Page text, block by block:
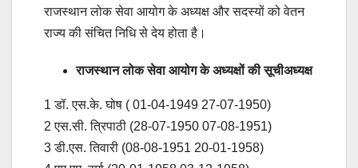
राजस्थान लोक सेवा आयोग के अध्यक्ष और सदस्यों को वेतन
राज्य की संचित निधि से देय होता है।
राजस्थान लोक सेवा आयोग के अध्यक्षों की सूचीअध्यक्ष
1 डॉ. एस.के. घोष ( 01-04-1949 27-07-1950)
2 एस.सी. त्रिपाठी (28-07-1950 07-08-1951)
3 डी.एस. तिवारी (08-08-1951 20-01-1958)